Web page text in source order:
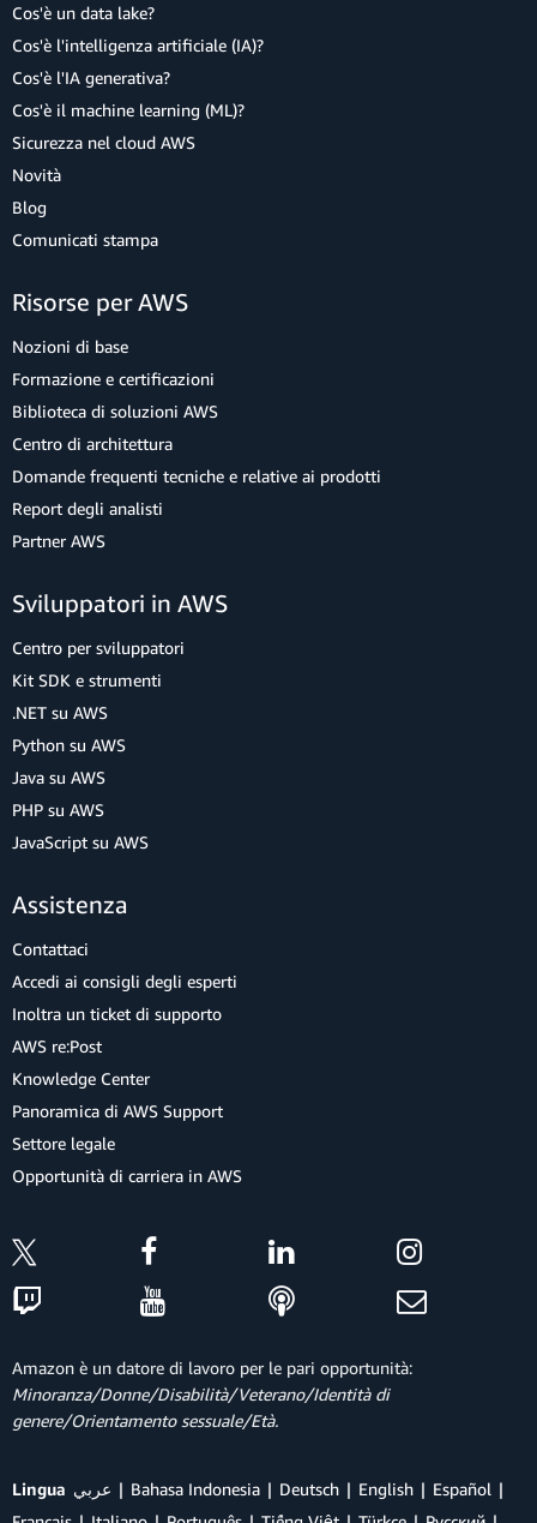
Cos'è un data lake?
Cos'è l'intelligenza artificiale (IA)?
Cos'è l'IA generativa?
Cos'è il machine learning (ML)?
Sicurezza nel cloud AWS
Novità
Blog
Comunicati stampa
Risorse per AWS
Nozioni di base
Formazione e certificazioni
Biblioteca di soluzioni AWS
Centro di architettura
Domande frequenti tecniche e relative ai prodotti
Report degli analisti
Partner AWS
Sviluppatori in AWS
Centro per sviluppatori
Kit SDK e strumenti
.NET su AWS
Python su AWS
Java su AWS
PHP su AWS
JavaScript su AWS
Assistenza
Contattaci
Accedi ai consigli degli esperti
Inoltra un ticket di supporto
AWS re:Post
Knowledge Center
Panoramica di AWS Support
Settore legale
Opportunità di carriera in AWS
Amazon è un datore di lavoro per le pari opportunità:
Minoranza/Donne/Disabilità/Veterano/Identità di
genere/Orientamento sessuale/Età.
Lingua عربي Bahasa Indonesia Deutsch English
Español